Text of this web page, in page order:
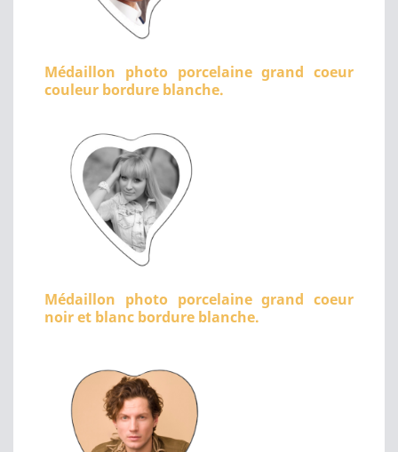
Médaillon photo porcelaine grand coeur
couleur bordure blanche.
Médaillon photo porcelaine grand coeur
noir et blanc bordure blanche.